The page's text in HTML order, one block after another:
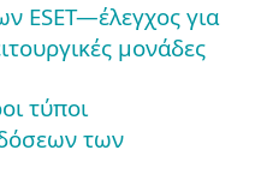
ESET—έλεγχος για
μονάδες
τύποι
των